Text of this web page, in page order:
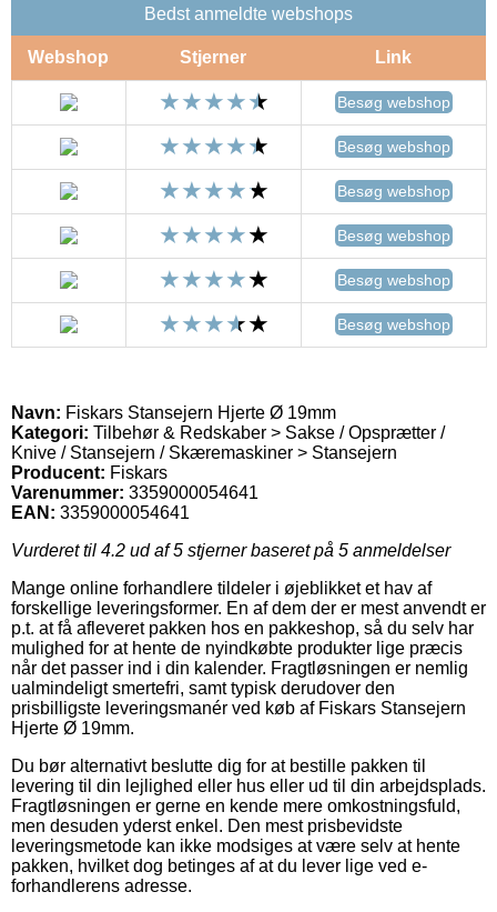
Bedst anmeldte webshops
Webshop Stjerner Link
Besøg webshop
Besøg webshop
Besøg webshop
Besøg webshop
Besøg webshop
Besøg webshop
Navn: Fiskars Stansejern Hjerte Ø 19mm
Kategori: Tilbehør & Redskaber > Sakse / Opsprætter /
Knive / Stansejern / Skæremaskiner > Stansejern
Producent: Fiskars
Varenummer: 3359000054641
EAN: 3359000054641
Vurderet til 4.2 ud af 5 stjerner baseret på 5 anmeldelser
Mange online forhandlere tildeler i øjeblikket et hav af
forskellige leveringsformer. En af dem der er mest anvendt er
p.t. at få afleveret pakken hos en pakkeshop, så du selv har
mulighed for at hente de nyindkøbte produkter lige præcis
når det passer ind i din kalender. Fragtløsningen er nemlig
ualmindeligt smertefri, samt typisk derudover den
prisbilligste leveringsmanér ved køb af Fiskars Stansejern
Hjerte Ø 19mm.
Du bør alternativt beslutte dig for at bestille pakken til
levering til din lejlighed eller hus eller ud til din arbejdsplads.
Fragtløsningen er gerne en kende mere omkostningsfuld,
men desuden yderst enkel. Den mest prisbevidste
leveringsmetode kan ikke modsiges at være selv at hente
pakken, hvilket dog betinges af at du lever lige ved e-
forhandlerens adresse.